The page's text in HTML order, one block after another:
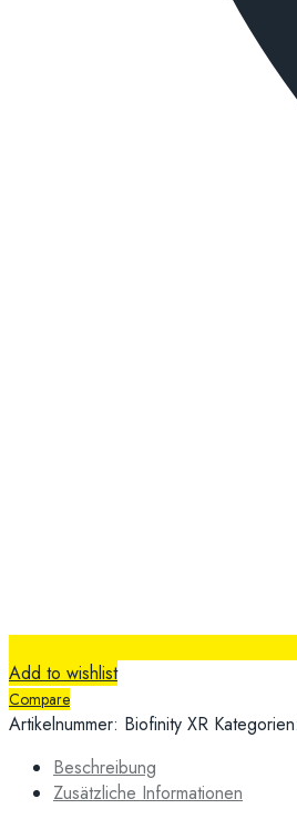
Add to wishlist
Compare
Artikelnummer: Biofinity XR Kategorien:
Beschreibung
Zusätzliche Informationen